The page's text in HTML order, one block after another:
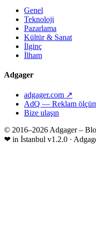
Genel
Teknoloji
Pazarlama
Kültür & Sanat
İlginç
İlham
Adgager
adgager.com ↗
AdQ — Reklam
Bize ulaşın
© 2016–2026 Adgager –
❤ in İstanbul v1.2.0 ·